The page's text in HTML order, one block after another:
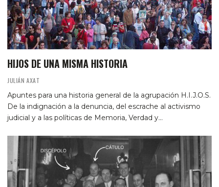
HIJOS DE UNA MISMA HISTORIA
JULIÁN AXAT
Apuntes para una historia general de la agrupación H.I.J.O.S.
De la indignación a la denuncia, del escrache al activismo
judicial y a las políticas de Memoria, Verdad y…